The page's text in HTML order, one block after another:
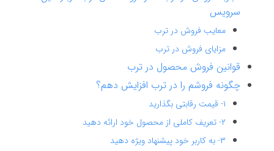
سرویس
معایب فروش در ترب
مزایای فروش در ترب
قوانین فروش محصول در ترب
چگونه فروشم را در ترب افزایش دهم؟
۱- قیمت رقابتی بگذارید
۲- تعریف کاملی از محصول خود ارائه دهید
۳- به کاربر خود پیشنهاد ویژه دهید